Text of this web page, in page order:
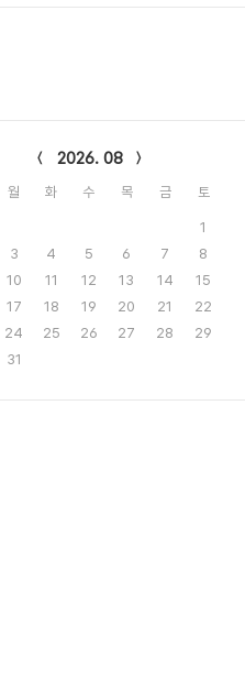
2026. 08
월 화 수 목 금 토
1
3 4 5 6 7
8
10 11 12 13 14
15
17 18 19 20 21
22
24 25 26 27 28
29
31